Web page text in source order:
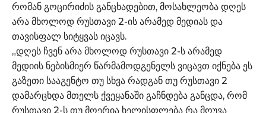
რომან გოცირიძის განცხადებით, მოსახლეობა დღეს
არა მხოლოდ რუსთავი 2-ის არამედ მედიას და
თავისფალ სიტყვას იცავს.
„დღეს ჩვენ არა მხოლოდ რუსთავი 2-ს არამედ
მედიის ნებისმიერ წარმამოდგენელს ვიცავთ იქნება ეს
გაზეთი სააგენტო თუ სხვა რადგან თუ რუსთავი 2
დამარცხდა მთელს ქვეყანაში გაჩნდება განცდა, რომ
რუსთავი 2-ს თუ მოერია ხელისფლება რა მოუვა